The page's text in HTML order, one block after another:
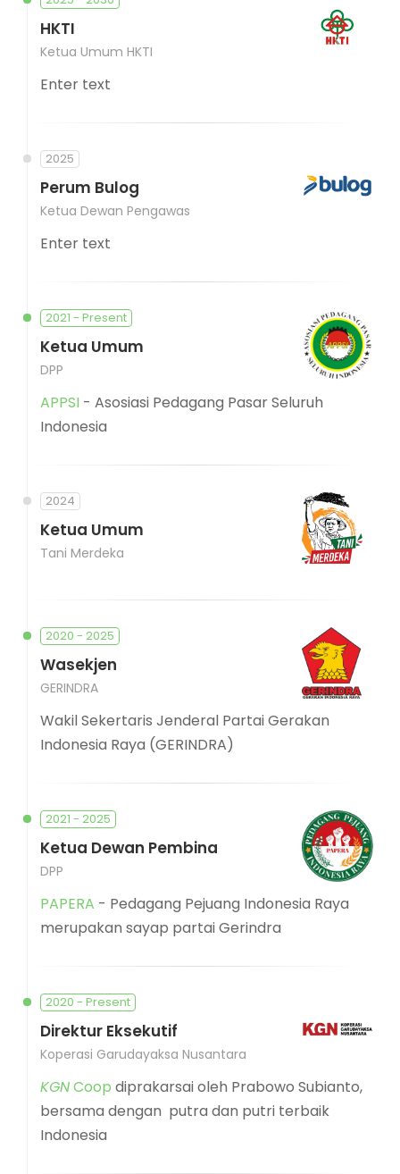
HKTI
Ketua Umum HKTI
Enter text
2025
Perum Bulog
Ketua Dewan Pengawas
Enter text
2021 - Present
Ketua Umum
DPP
APPSI - Asosiasi Pedagang Pasar Seluruh
Indonesia
2024
Ketua Umum
Tani Merdeka
2020 - 2025
Wasekjen
GERINDRA
Wakil Sekertaris Jenderal Partai Gerakan
Indonesia Raya (GERINDRA)
2021 - 2025
Ketua Dewan Pembina
DPP
PAPERA - Pedagang Pejuang Indonesia Raya
merupakan sayap partai Gerindra
2020 - Present
Direktur Eksekutif
Koperasi Garudayaksa Nusantara
KGNCoop diprakarsai oleh Prabowo Subianto,
bersama dengan putra dan putri terbaik
Indonesia